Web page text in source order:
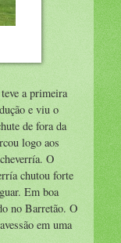
a primeira
e viu o
de fora da
logo aos
O
chutou forte
Em boa
no Barretão. O
em uma